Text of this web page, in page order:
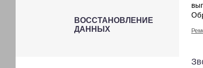
ВОССТАНОВЛЕНИЕ
ДАННЫХ